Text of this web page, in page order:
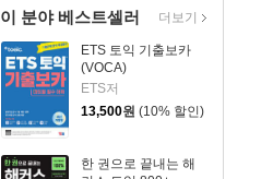
이 분야 베스트셀러
ETS 토익 기출보카
(VOCA)
ETS저
13,500원 (10% 할인)
한 권으로 끝내는 해
더보기